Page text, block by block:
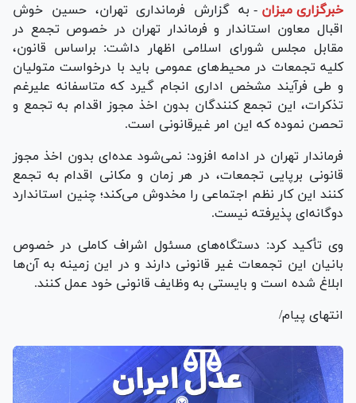
خبرگزاری میزان - به گزارش فرمانداری تهران، حسین خوش
اقبال معاون استاندار و فرماندار تهران در خصوص تجمع در
مقابل مجلس شورای اسلامی اظهار داشت: براساس قانون،
کلیه تجمعات در محیط‌های عمومی باید با درخواست متولیان
و طی فرآیند مشخص اداری انجام گیرد که متاسفانه علیرغم
تذکرات، این تجمع کنندگان بدون اخذ مجوز اقدام به تجمع و
تحصن نموده که این امر غیرقانونی است.
فرماندار تهران در ادامه افزود: نمی‌شود عده‌ای بدون اخذ مجوز
قانونی برپایی تجمعات، در هر زمان و مکانی اقدام به تجمع
کنند این کار نظم اجتماعی را مخدوش می‌کند؛ چنین استاندارد
دوگانه‌ای پذیرفته نیست.
وی تأکید کرد: دستگاه‌های مسئول اشراف کاملی در خصوص
بانیان این تجمعات غیر قانونی دارند و در این زمینه به آن‌ها
ابلاغ شده است و بایستی به وظایف قانونی خود عمل کنند.
انتهای پیام/